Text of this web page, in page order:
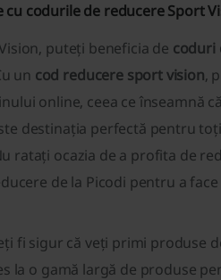
codurile de reducere Sport
puteți beneficia de coduri
un cod reducere sport vision,
online, ceea ce înseamnă
destinația perfectă pentru
ratați ocazia de a profita de
de la Picodi pentru a
fi sigur că veți primi produse
la o gamă largă de produse